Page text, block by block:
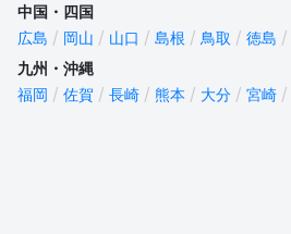
中国・四国
広島
岡山 山口 島根 鳥取 徳島
九州・沖縄
福岡
佐賀 長崎 熊本 大分 宮崎